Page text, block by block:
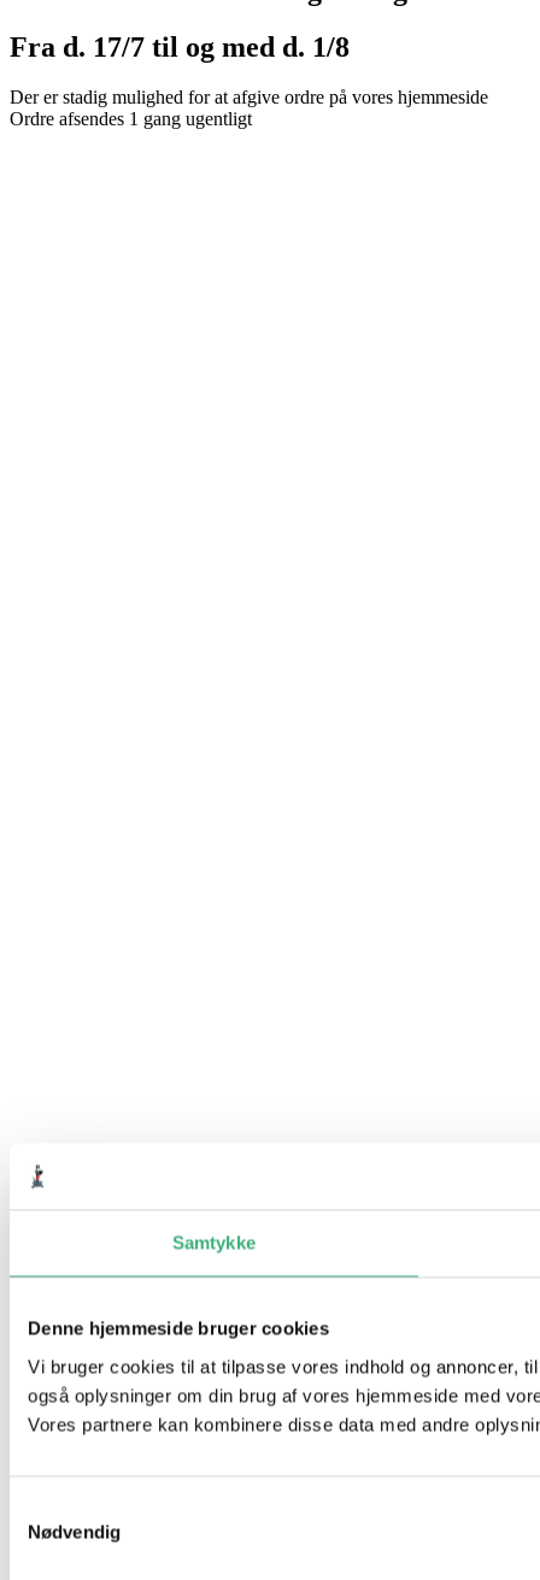
Samtykke
Denne hjemmeside bruger cookies
Vi bruger cookies til at tilpasse vores indhold og annoncer,
også oplysninger om din brug af vores hjemmeside med
Vores partnere kan kombinere disse data med andre
Nødvendig
Fra d. 17/7 til og med d. 1/8
Der er stadig mulighed for at afgive ordre på vores hjemmeside
Ordre afsendes 1 gang ugentligt